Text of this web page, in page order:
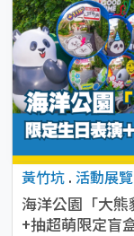
黃竹坑 . 活動展覽
海洋公園「大
+抽超萌限定盲